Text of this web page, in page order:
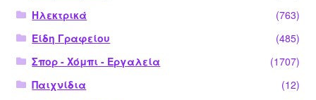
Ηλεκτρικά
(763)
Είδη Γραφείου
(485)
Σπορ - Χόμπι - Εργαλεία
(1707)
Παιχνίδια
(12)